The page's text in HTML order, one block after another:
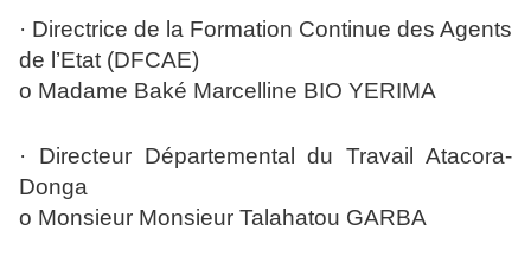
· Directrice de la Formation Continue des Agents
de l’Etat (DFCAE)
o Madame Baké Marcelline BIO YERIMA
· Directeur Départemental du Travail Atacora-
Donga
o Monsieur Monsieur Talahatou GARBA